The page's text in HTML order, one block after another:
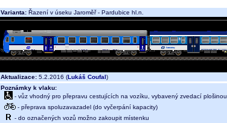
Varianta: Řazení v úseku Jaroměř - Pardubice hl.n.
Aktualizace: 5.2.2016 (Lukáš Coufal)
Poznámky k vlaku:
- vůz vhodný pro přepravu cestujících na vozíku, vybavený zvedací plošinou
- přeprava spoluzavazadel (do vyčerpání kapacity)
- do označených vozů možno zakoupit místenku